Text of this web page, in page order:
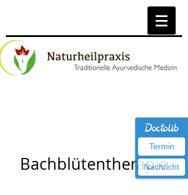
Termin
Nachricht
Bachblütentherapie